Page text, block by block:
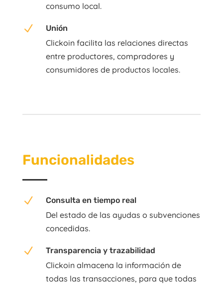
consumo local.
N Unión
Clickoin facilita las relaciones directas
entre productores, compradores y
consumidores de productos locales.
Funcionalidades
N Consulta en tiempo real
Del estado de las ayudas o subvenciones
concedidas.
N Transparencia y trazabilidad
Clickoin almacena la información de
todas las transacciones, para que todas